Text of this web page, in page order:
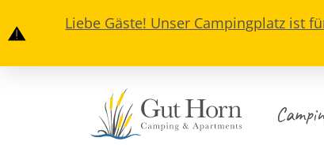
Liebe Gäste! Unser Campingplatz ist